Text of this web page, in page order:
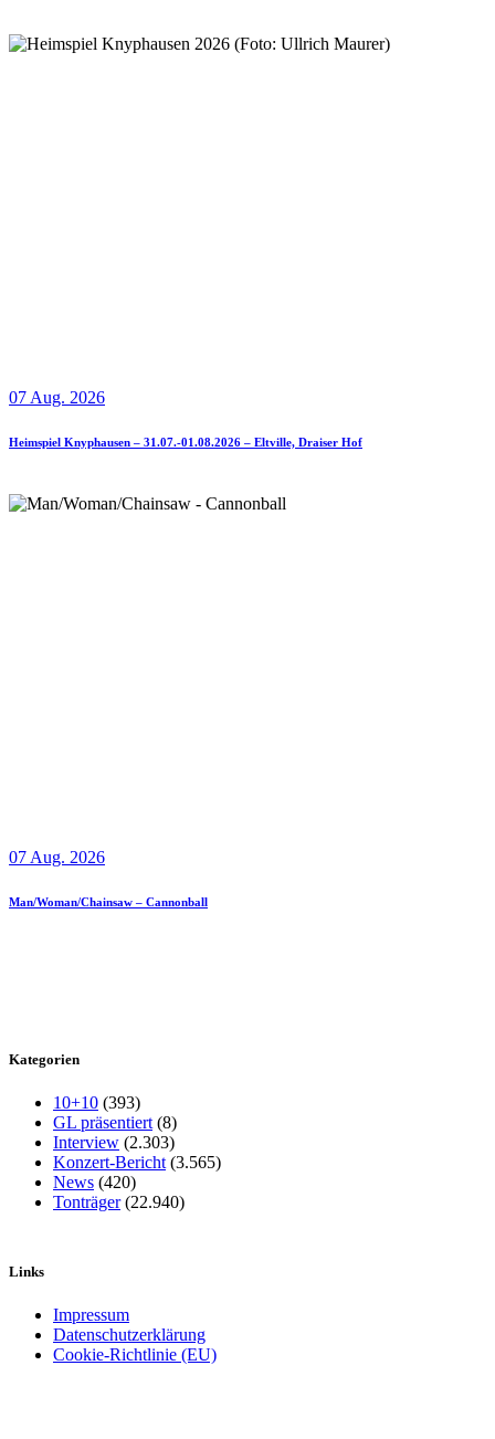
07 Aug. 2026
Heimspiel Knyphausen – 31.07.-01.08.2026 – Eltville, Draiser Hof
07 Aug. 2026
Man/Woman/Chainsaw – Cannonball
Kategorien
10+10 (393)
GL präsentiert (8)
Interview (2.303)
Konzert-Bericht (3.565)
News (420)
Tonträger(22.940)
Links
Impressum
Datenschutzerklärung
Cookie-Richtlinie (EU)